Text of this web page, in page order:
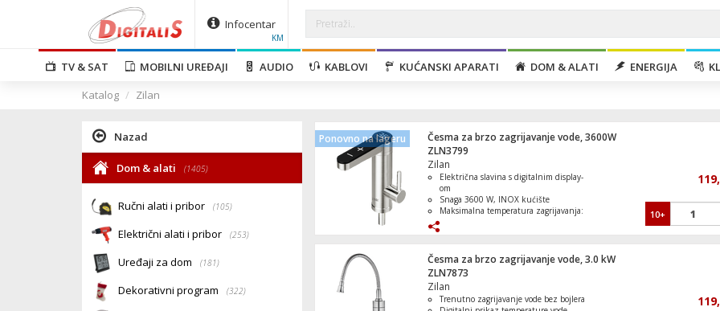
Infocentar
KM
TV & SAT MOBILNI UREĐAJI AUDIO KABLOVI KUĆANSKI APARATI DOM & ALATI ENERGIJA
Katalog
Zilan
Nazad
Dom & alati (1405)
Ručni alati i pribor (105)
Električni alati i pribor (253)
Uređaji za dom (181)
Dekorativni program (322)
Ponovno na lageru
Česma za brzo zagrijavanje vode, 3600W
ZLN3799
Zilan
Električna slavina s digitalnim display-
om
Snaga 3600 W, INOX kućište
Maksimalna temperatura zagrijavanja:
Vrijeme zagrijavanja: 15–20 sekundi
Ugrađeni aerator – smanjuje potrošnju
vode
10+
Česma za brzo zagrijavanje vode, 3.0 kW
ZLN7873
Zilan
Trenutno zagrijavanje vode bez bojlera
Frižider ugradbeni, zapremina 301 lit., E
Aparat za slushi, kapacitet 2 lit., 200W